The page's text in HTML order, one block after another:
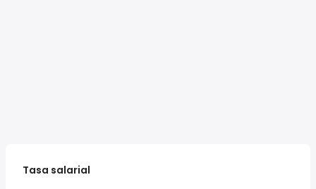
Tasa salarial